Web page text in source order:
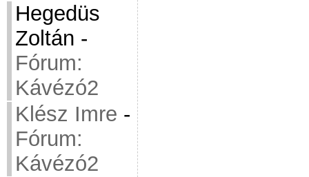
Hegedüs
Zoltán -
Fórum:
Kávézó2
Klész Imre -
Fórum:
Kávézó2